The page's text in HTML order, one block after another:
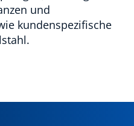
und
kundenspezifische